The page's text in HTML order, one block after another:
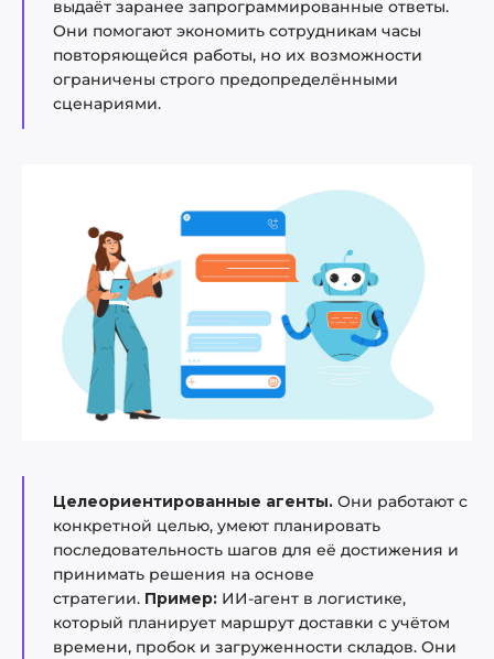
выдаёт заранее запрограммированные ответы.
Они помогают экономить сотрудникам часы
повторяющейся работы, но их возможности
ограничены строго предопределёнными
сценариями.
Целеориентированные агенты. Они работают с
конкретной целью, умеют планировать
последовательность шагов для её достижения и
принимать решения на основе
стратегии. Пример: ИИ-агент в логистике,
который планирует маршрут доставки с учётом
времени, пробок и загруженности складов. Они